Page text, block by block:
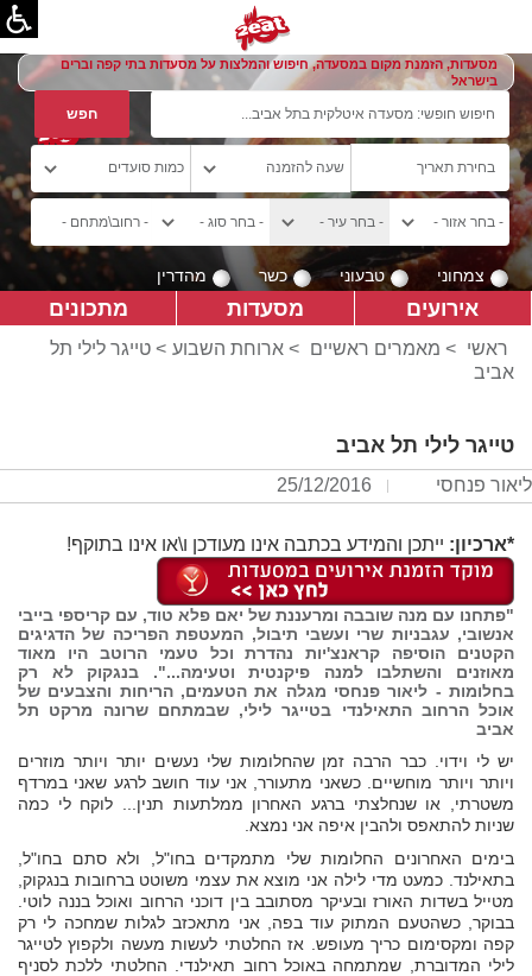
מסעדות, הזמנת מקום במסעדה, חיפוש והמלצות על מסעדות בתי קפה וברים
בישראל
צמחוני טבעוני כשר מהדרין
אירועים מסעדות מתכונים
ראשי > מאמרים ראשיים > ארוחת השבוע > טייגר לילי תל
אביב
טייגר לילי תל אביב
ליאור פנחסי 25/12/2016
*ארכיון: ייתכן והמידע בכתבה אינו מעודכן ו\או אינו בתוקף!
"פתחנו עם מנה שובבה ומרעננת של יאם פלא טוד, עם קריספי בייבי
אנשובי, עגבניות שרי ועשבי תיבול, המעטפת הפריכה של הדגיגים
הקטנים הוסיפה קראנצ'יות נהדרת וכל טעמי הרוטב היו מאוד
מאוזנים והשתלבו למנה פיקנטית וטעימה...". בנגקוק לא רק
בחלומות - ליאור פנחסי מגלה את הטעמים, הריחות והצבעים של
אוכל הרחוב התאילנדי בטייגר לילי, שבמתחם שרונה מרקט תל
אביב
יש לי וידוי. כבר הרבה זמן שהחלומות שלי נעשים יותר ויותר מוזרים
ויותר ויותר מוחשיים. כשאני מתעורר, אני עוד חושב לרגע שאני במרדף
משטרתי, או שנחלצתי ברגע האחרון ממלתעות תנין... לוקח לי כמה
שניות להתאפס ולהבין איפה אני נמצא.
בימים האחרונים החלומות שלי מתמקדים בחו"ל, ולא סתם בחו"ל,
בתאילנד. כמעט מדי לילה אני מוצא את עצמי משוטט ברחובות בנגקוק,
מטייל בשדות האורז ובעיקר מסתובב בין דוכני הרחוב ואוכל בננה לוטי.
בבוקר, כשהטעם המתוק עוד בפה, אני מתאכזב לגלות שמחכה לי רק
קפה ומקסימום כריך מעופש. אז החלטתי לעשות מעשה ולקפוץ לטייגר
לילי המדוברת, שמתמחה באוכל רחוב תאילנדי. החלטתי ללכת לסניף